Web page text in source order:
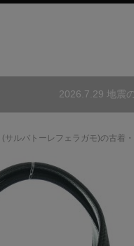
2026.7.29 地震
(サルバトーレフェラガモ)の古着